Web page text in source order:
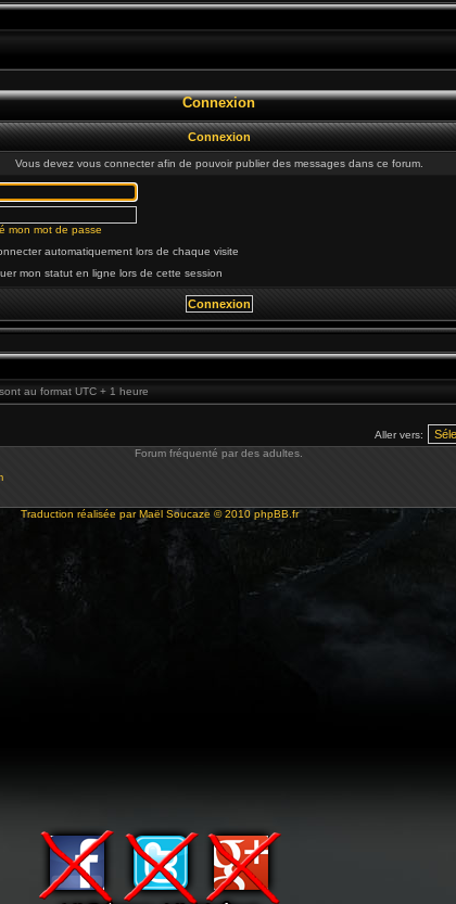
Connexion
Connexion
Vous devez vous connecter afin de pouvoir publier des messages dans ce forum.
mon mot de passe
automatiquement lors de chaque visite
mon statut en ligne lors de cette session
au format UTC + 1 heure
Aller vers:
Forum fréquenté par des adultes.
Traduction réalisée parMaël Soucaze © 2010 phpBB.fr